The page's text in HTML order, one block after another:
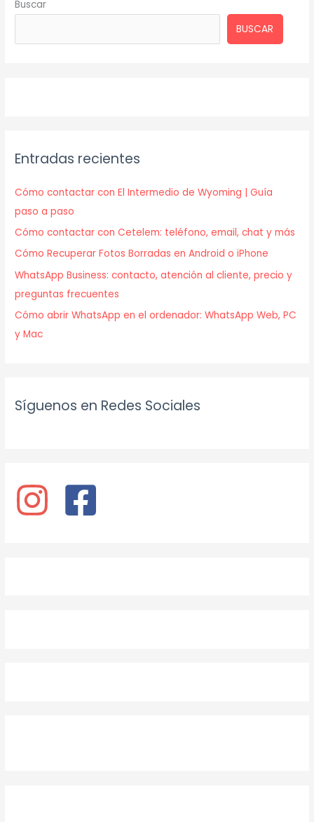
Buscar
BUSCAR
Entradas recientes
Cómo contactar con El Intermedio de Wyoming | Guía
paso a paso
Cómo contactar con Cetelem: teléfono, email, chat y más
Cómo Recuperar Fotos Borradas en Android o iPhone
WhatsApp Business: contacto, atención al cliente, precio y
preguntas frecuentes
Cómo abrir WhatsApp en el ordenador: WhatsApp Web, PC
y Mac
Síguenos en Redes Sociales